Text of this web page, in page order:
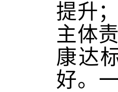
提升
主体
康达
好。